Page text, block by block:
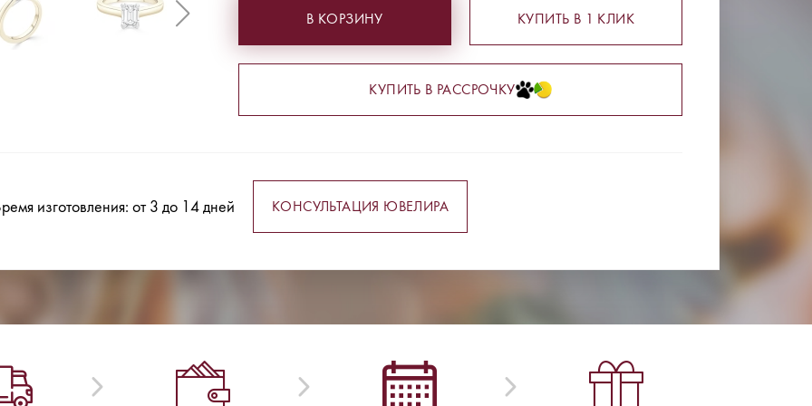
В КОРЗИНУ
КУПИТЬ В РАССРОЧКУ
КУПИТЬ В 1 КЛИК
изготовления: от 3 до 14 дней КОНСУЛЬТАЦИЯ ЮВЕЛИРА